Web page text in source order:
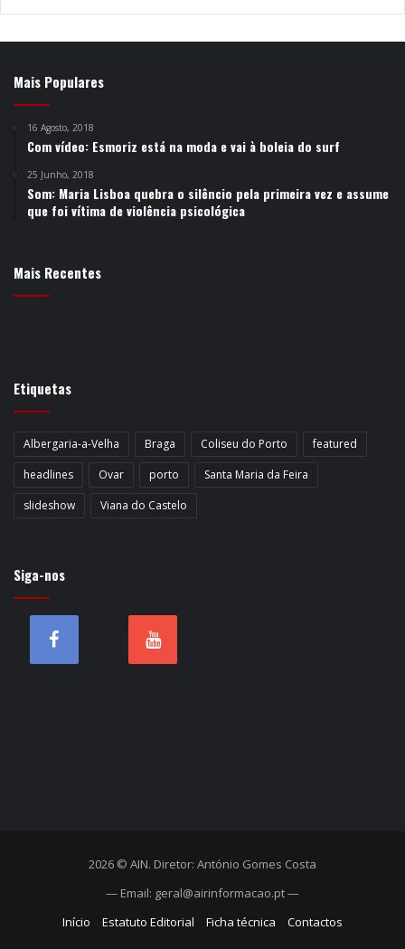
Mais Populares
16 Agosto, 2018
Com vídeo: Esmoriz está na moda e vai à boleia do surf
25 Junho, 2018
Som: Maria Lisboa quebra o silêncio pela primeira vez e assume
que foi vítima de violência psicológica
Mais Recentes
Etiquetas
Albergaria-a-Velha Braga Coliseu do Porto
featured
headlines
Ovar porto
Santa Maria da Feira
slideshow
Viana do Castelo
Siga-nos
2026 © AIN. Diretor: António Gomes Costa
— Email: geral@airinformacao.pt —
Início
Estatuto Editorial Ficha técnica Contactos